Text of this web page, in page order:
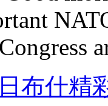
布什精